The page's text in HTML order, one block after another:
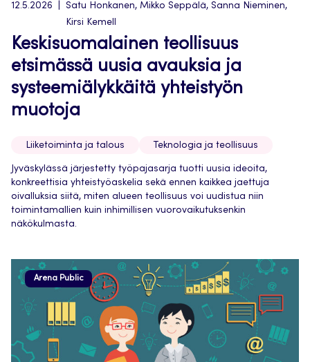
12.5.2026
Satu Honkanen, Mikko Seppälä, Sanna Nieminen,
Kirsi Kemell
Keskisuomalainen teollisuus
etsimässä uusia avauksia ja
systeemiälykkäitä yhteistyön
muotoja
Liiketoiminta ja talous Teknologia ja teollisuus
Jyväskylässä järjestetty työpajasarja tuotti uusia ideoita,
konkreettisia yhteistyöaskelia sekä ennen kaikkea jaettuja
oivalluksia siitä, miten alueen teollisuus voi uudistua niin
toimintamallien kuin inhimillisen vuorovaikutuksenkin
näkökulmasta.
Arena Public